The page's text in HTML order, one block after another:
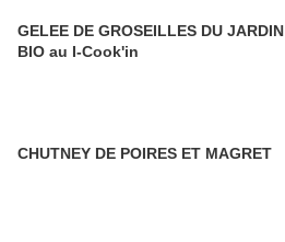
GELEE DE GROSEILLES DU JARDIN
BIO au I-Cook'in
CHUTNEY DE POIRES ET MAGRET